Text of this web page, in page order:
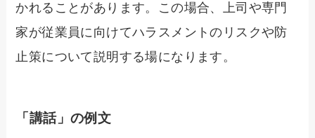
かれることがあります。この場合、上司や専門
家が従業員に向けてハラスメントのリスクや防
止策について説明する場になります。
「講話」の例文